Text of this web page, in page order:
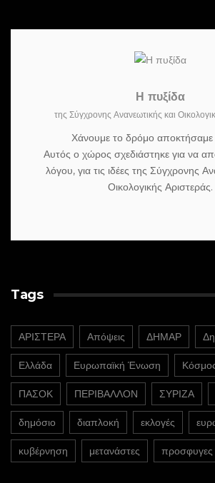
Η πυξίδα
της Σύγχρονης Ανανεωτικής και
Χάνουμε το δρόμο αποκτήσαμε
Αυτός ο χώρος σχεδιάστηκε για να
λόγου, για τις ιδέες της Σύγχρονης
Οικολογικής Αριστεράς.
Tags
ΑΡΙΣΤΕΡΑ Απόψεις ΔΗΜΑΡ
Ελλάδα Ευρωπαϊκή Ένωση
ΠΑΣΟΚ ΠΕΡΙΒΑΛΛΟΝ ΣΥΡΙΖΑ
δημόσιο διαπλοκή εκλογές
κυβέρνηση μετανάστες προσφυγες